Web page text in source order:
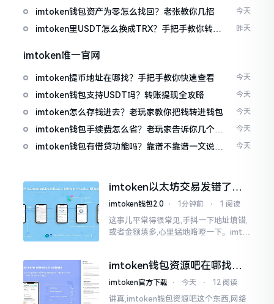
imtoken钱包资产为零怎么找回？老张教你几招 今天
imtoken里USDT怎么换成TRX？手把手教你转成
昨天
imtoken唯一官网
imtoken提币地址在哪找？手把手教你快速查看 今天
imtoken钱包支持USDT吗？转账提现全攻略 今天
imtoken怎么存钱进去？老玩家教你把钱转进钱包 今天
imtoken钱包手续费怎么省？老玩家告诉你几个实
在招
今天
imtoken钱包有借贷功能吗？靠谱不靠谱一文说清
今天
imtoken以太坊交易发错了咋
整？取消方法告诉你
imtoken钱包2.0 ⋅ 1分钟前 ⋅ 1 阅读
这事儿平常得很常见,手抖一下地址填错,
或者金额填多,心里猛地咯噔一下。imto
imtoken钱包资源吧在哪找，
这些坑我帮你趟过
imtoken官方下载 ⋅ 今天 ⋅ 12 阅读
讲真,imtoken钱包资源吧这个东西,网络